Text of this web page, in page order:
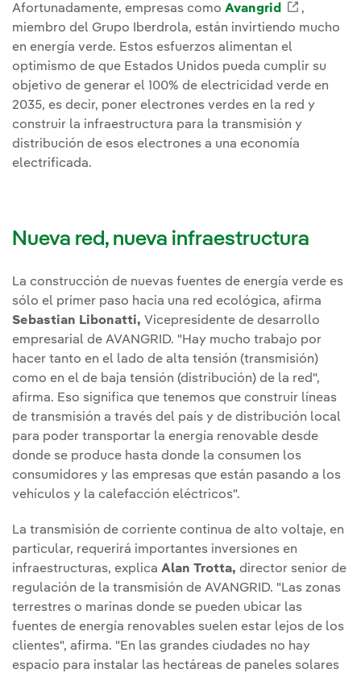
Afortunadamente, empresas como Avangrid Enlace
,
miembro del Grupo Iberdrola, están invirtiendo mucho
en energía verde. Estos esfuerzos alimentan el
optimismo de que Estados Unidos pueda cumplir su
objetivo de generar el 100% de electricidad verde en
2035, es decir, poner electrones verdes en la red y
construir la infraestructura para la transmisión y
distribución de esos electrones a una economía
electrificada.
Nueva red, nueva infraestructura
La construcción de nuevas fuentes de energía verde es
sólo el primer paso hacia una red ecológica, afirma
Sebastian Libonatti, Vicepresidente de desarrollo
empresarial de AVANGRID. "Hay mucho trabajo por
hacer tanto en el lado de alta tensión (transmisión)
como en el de baja tensión (distribución) de la red",
afirma. Eso significa que tenemos que construir líneas
de transmisión a través del país y de distribución local
para poder transportar la energía renovable desde
donde se produce hasta donde la consumen los
consumidores y las empresas que están pasando a los
vehículos y la calefacción eléctricos".
La transmisión de corriente continua de alto voltaje, en
particular, requerirá importantes inversiones en
infraestructuras, explica Alan Trotta, director senior de
regulación de la transmisión de AVANGRID. "Las zonas
terrestres o marinas donde se pueden ubicar las
fuentes de energía renovables suelen estar lejos de los
clientes", afirma. "En las grandes ciudades no hay
espacio para instalar las hectáreas de paneles solares